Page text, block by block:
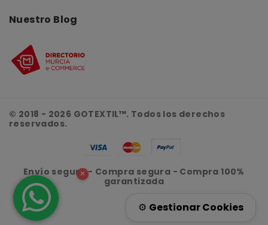
⚙️ Gestionar Cookies
×
Nuestro Blog
© 2018 - 2026 GOTEXTIL™. Todos los derechos
reservados.
Envío seguro - Compra segura - Compra 100%
garantizada